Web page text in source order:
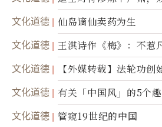
文化道德 仙岛谪仙卖药为生
文化道德 王淇诗作《梅》：不惹
文化道德
【外媒转载】法轮功
事
文化道德 有关「中国风」的5个
文化道德 管窥19世纪的中国